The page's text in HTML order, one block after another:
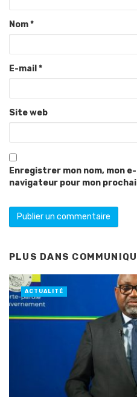
Nom*
E-mail *
Site web
Enregistrer mon nom, mon
navigateur pour mon
PLUS DANS
ACTUALITÉ